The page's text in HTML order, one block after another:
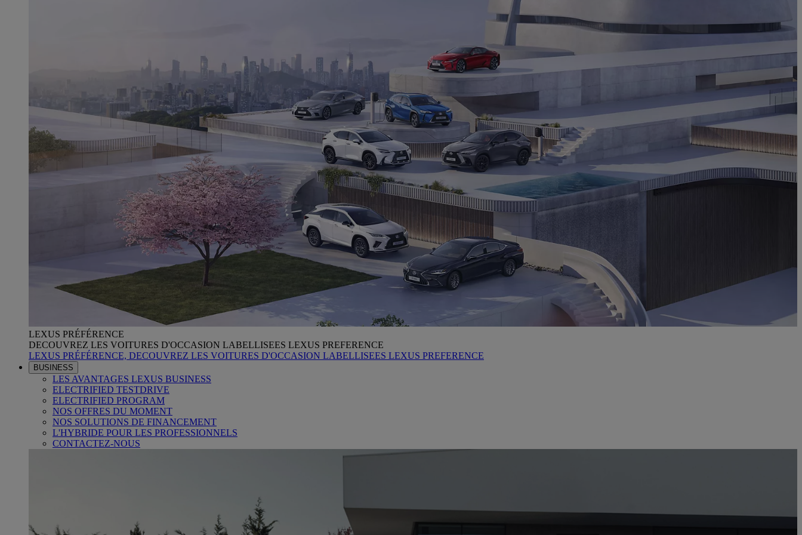
LEXUS PRÉFÉRENCE
DECOUVREZ LES VOITURES D'OCCASION LABELLISEES LEXUS PREFERENCE
LEXUS PRÉFÉRENCE, DECOUVREZ LES VOITURES D'OCCASION LABELLISEES LEXUS PREFERENCE
BUSINESS
LES AVANTAGES LEXUS BUSINESS
ELECTRIFIED TESTDRIVE
ELECTRIFIED PROGRAM
NOS OFFRES DU MOMENT
NOS SOLUTIONS DE FINANCEMENT
L'HYBRIDE POUR LES PROFESSIONNELS
CONTACTEZ-NOUS